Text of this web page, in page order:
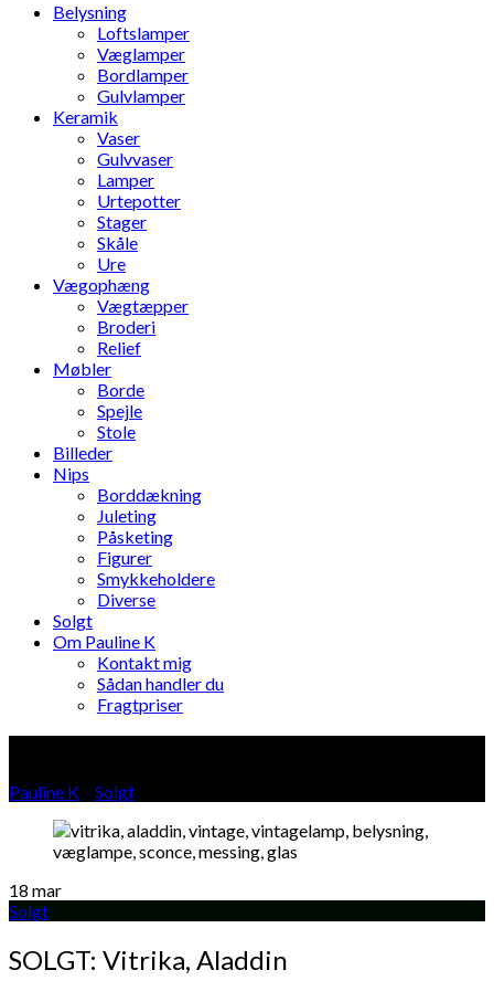
Belysning
Loftslamper
Væglamper
Bordlamper
Gulvlamper
Keramik
Vaser
Gulvvaser
Lamper
Urtepotter
Stager
Skåle
Ure
Vægophæng
Vægtæpper
Broderi
Relief
Møbler
Borde
Spejle
Stole
Billeder
Nips
Borddækning
Juleting
Påsketing
Figurer
Smykkeholdere
Diverse
Solgt
Om Pauline K
Kontakt mig
Sådan handler du
Fragtpriser
Pauline K Solgt
18 mar
Solgt
SOLGT: Vitrika, Aladdin